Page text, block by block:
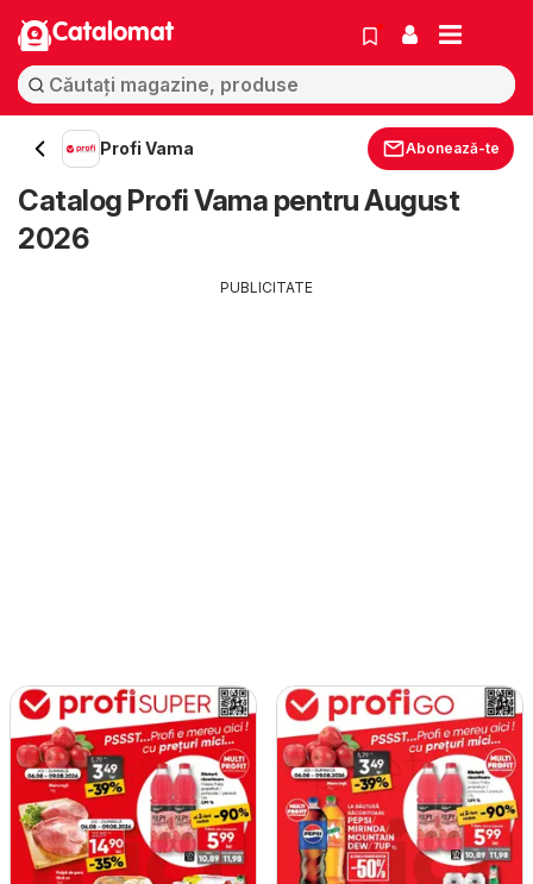
Catalomat
Profi Vama Abonează-te
Catalog Profi Vama pentru August
2026
PUBLICITATE